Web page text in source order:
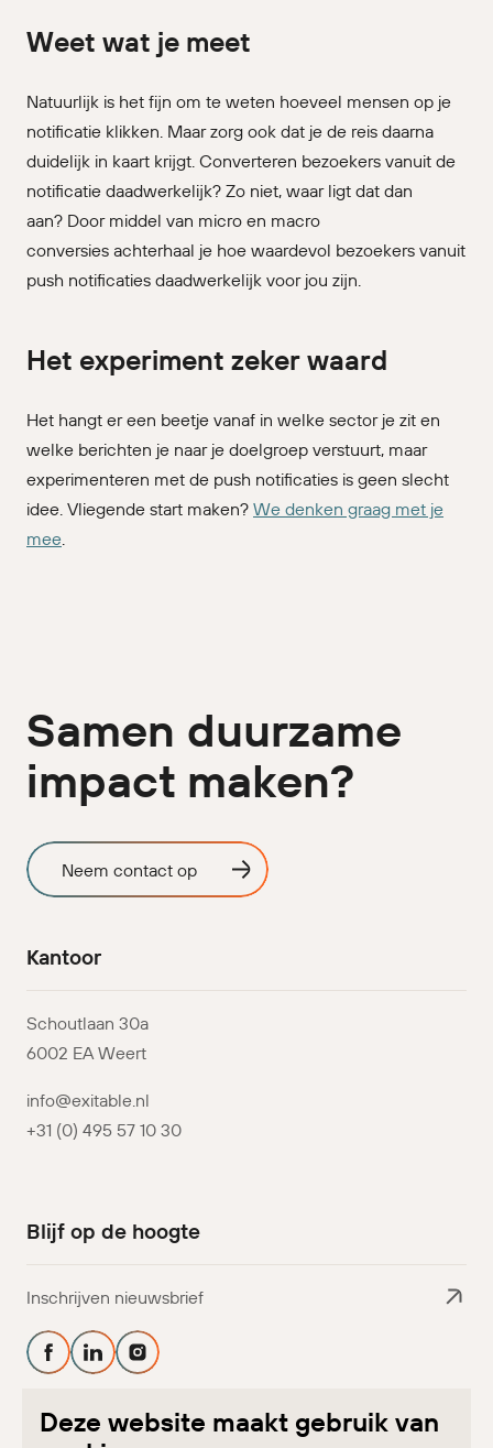
Deze website maakt gebruik van
Weet wat je meet
Natuurlijk is het fijn om te weten hoeveel mensen op je
notificatie klikken. Maar zorg ook dat je de reis daarna
duidelijk in kaart krijgt. Converteren bezoekers vanuit de
notificatie daadwerkelijk? Zo niet, waar ligt dat dan
aan? Door middel van micro en macro
conversies achterhaal je hoe waardevol bezoekers vanuit
push notificaties daadwerkelijk voor jou zijn.
Het experiment zeker waard
Het hangt er een beetje vanaf in welke sector je zit en
welke berichten je naar je doelgroep verstuurt, maar
experimenteren met de push notificaties is geen slecht
idee. Vliegende start maken? We denken graag met je
mee.
Samen duurzame
impact maken?
Neem contact op
Kantoor
Schoutlaan 30a
6002 EA Weert
info@exitable.nl
+31 (0) 495 57 10 30
Blijf op de hoogte
Inschrijven nieuwsbrief
Volg ons op Facebook
Volg ons op Linkedin
Volg ons op Instagram